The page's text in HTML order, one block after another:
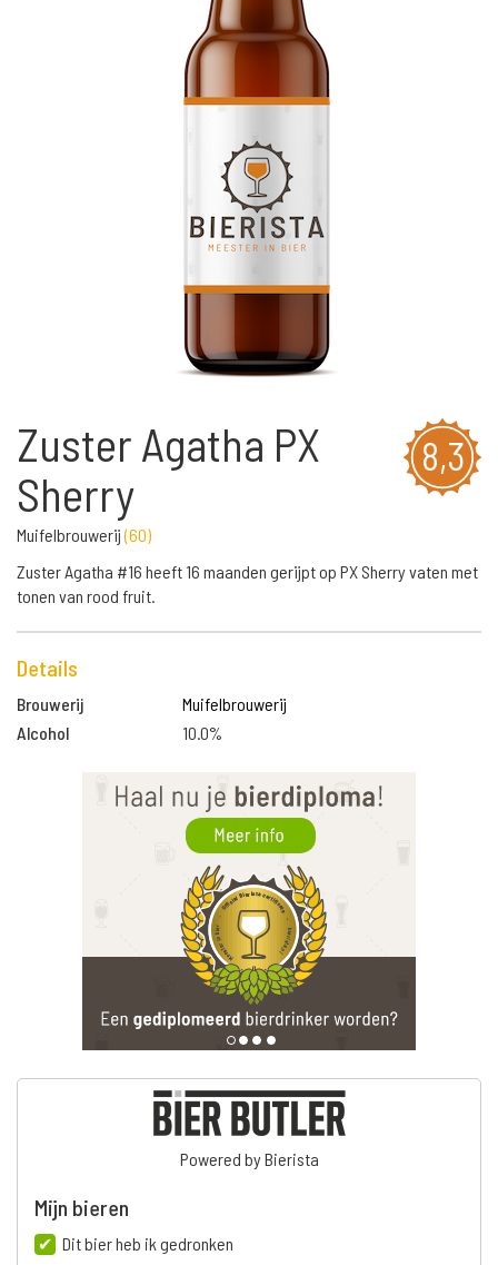
8,3
Zuster Agatha PX
Sherry
Muifelbrouwerij(60)
Zuster Agatha #16 heeft 16 maanden gerijpt op PX Sherry vaten met
tonen van rood fruit.
Details
Brouwerij
Muifelbrouwerij
Alcohol
10.0%
Powered by Bierista
Mijn bieren
Dit bier heb ik gedronken